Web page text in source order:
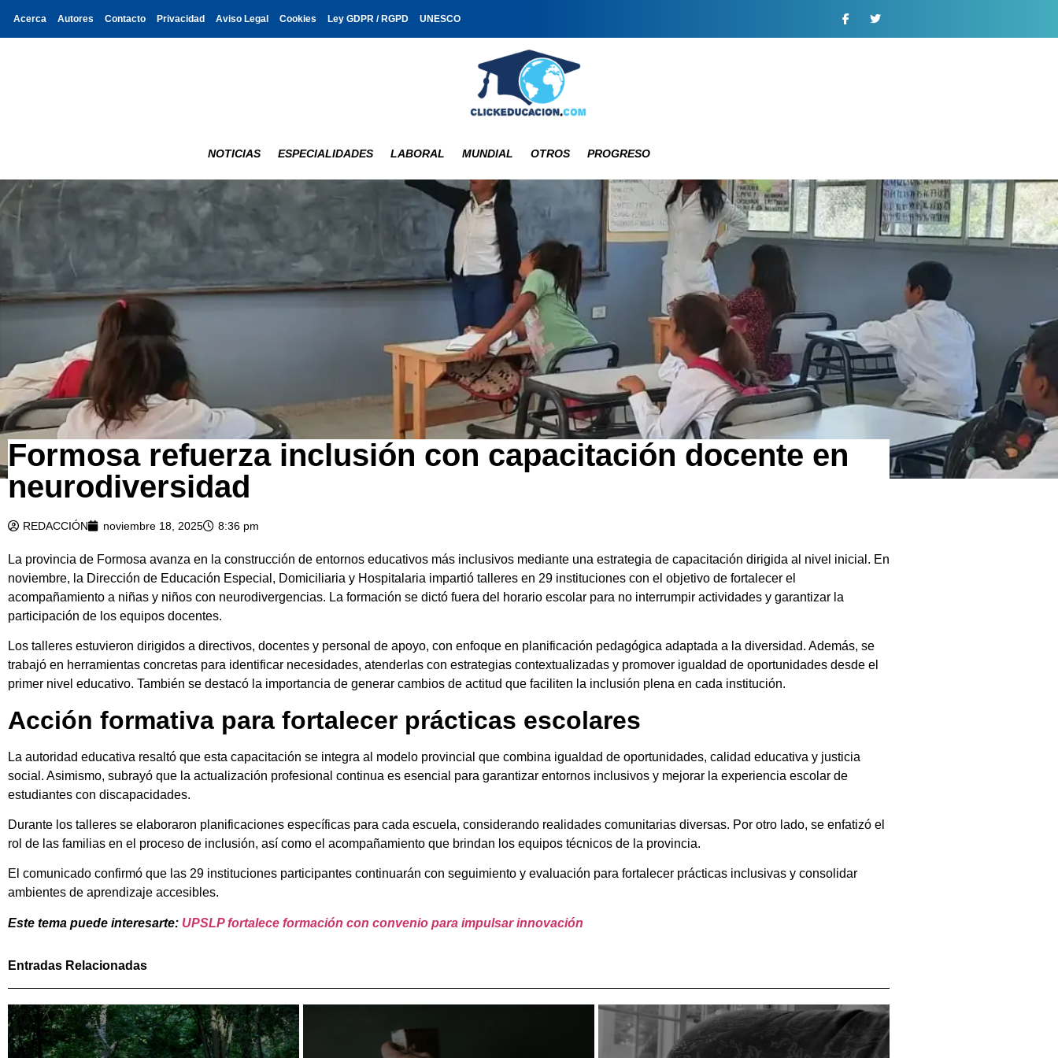
Acerca Autores Contacto Privacidad Aviso Legal Cookies Ley GDPR / RGPD UNESCO
NOTICIAS ESPECIALIDADES LABORAL MUNDIAL OTROS PROGRESO
Formosa refuerza inclusión con capacitación docente en
neurodiversidad
REDACCIÓN noviembre 18, 2025 8:36 pm
La provincia de Formosa avanza en la construcción de entornos educativos más inclusivos mediante una estrategia de capacitación dirigida al nivel inicial. En
noviembre, la Dirección de Educación Especial, Domiciliaria y Hospitalaria impartió talleres en 29 instituciones con el objetivo de fortalecer el
acompañamiento a niñas y niños con neurodivergencias. La formación se dictó fuera del horario escolar para no interrumpir actividades y garantizar la
participación de los equipos docentes.
Los talleres estuvieron dirigidos a directivos, docentes y personal de apoyo, con enfoque en planificación pedagógica adaptada a la diversidad. Además, se
trabajó en herramientas concretas para identificar necesidades, atenderlas con estrategias contextualizadas y promover igualdad de oportunidades desde el
primer nivel educativo. También se destacó la importancia de generar cambios de actitud que faciliten la inclusión plena en cada institución.
Acción formativa para fortalecer prácticas escolares
La autoridad educativa resaltó que esta capacitación se integra al modelo provincial que combina igualdad de oportunidades, calidad educativa y justicia
social. Asimismo, subrayó que la actualización profesional continua es esencial para garantizar entornos inclusivos y mejorar la experiencia escolar de
estudiantes con discapacidades.
Durante los talleres se elaboraron planificaciones específicas para cada escuela, considerando realidades comunitarias diversas. Por otro lado, se enfatizó el
rol de las familias en el proceso de inclusión, así como el acompañamiento que brindan los equipos técnicos de la provincia.
El comunicado confirmó que las 29 instituciones participantes continuarán con seguimiento y evaluación para fortalecer prácticas inclusivas y consolidar
ambientes de aprendizaje accesibles.
Este tema puede interesarte: UPSLP fortalece formación con convenio para impulsar innovación
Entradas Relacionadas